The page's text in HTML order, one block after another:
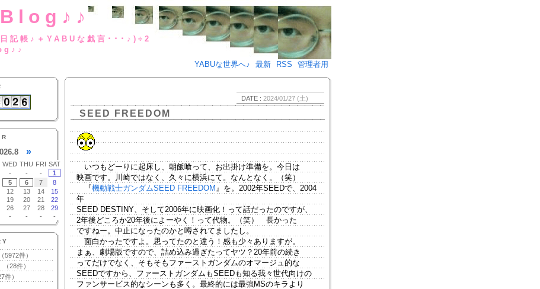
な日記帳♪＋YABUな戯言･･･♪)÷2
YABUな世界へ♪
最新 RSS 管理者用
»
WED THU FRI SAT
- - -
1
5 6 7
8
12 13 14
15
19 20 21
22
26 27 28
29
- - - -
（5972件）
（28件）
件）
DATE : 2024/01/27 (土)
SEED FREEDOM
いつもどーりに起床し、朝飯喰って、お出掛け準備を。今日は
映画です。川崎ではなく、久々に横浜にて。なんとなく。（笑）
『機動戦士ガンダムSEED FREEDOM 』を。2002年SEEDで、2004
年
SEED DESTINY、そして2006年に映画化！って話だったのですが、
2年後どころか20年後によーやく！って代物。（笑） 長かった
ですねー。中止になったのかと噂されてましたし。
面白かったですよ。思ってたのと違う！感も少々ありますが。
まぁ、劇場版ですので、詰め込み過ぎたってヤツ？20年前の続き
ってだけでなく、そもそもファーストガンダムのオマージュ的な
SEEDですから、ファーストガンダムもSEEDも知る我々世代向けの
ファンサービス的なシーンも多く。最終的には最強MSのキラより